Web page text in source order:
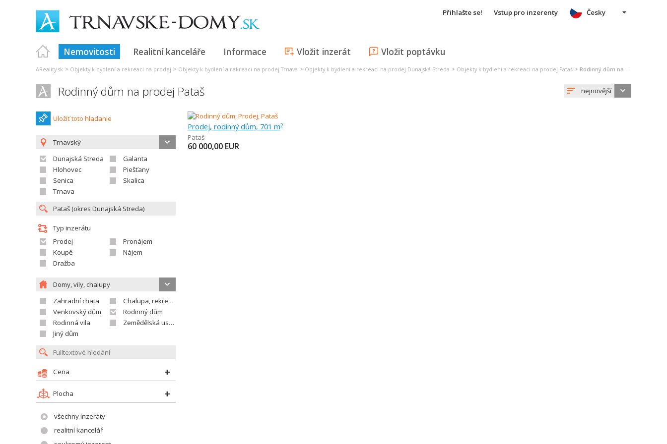
Přihlašte se! Vstup pro inzerenty
Nemovitosti Realitní kanceláře Informace Vložit inzerát Vložit poptávku
Česky
AReality.sk > Objekty k bydlení a rekreaci na prodej > Objekty k bydlení a rekreaci na prodej Trnava > Objekty k bydlení a rekreaci na prodej Dunajská Streda > Objekty k bydlení a rekreaci na prodej Pataš > Rodinný dům na prodej Pataš
Rodinný dům na prodej Pataš nejnovější
Uložiť toto hladanie
Trnavský
Dunajská Streda
Galanta
Hlohovec
Piešťany
Senica
Skalica
Trnava
Typ inzerátu
Prodej
Pronájem
Koupě
Nájem
Dražba
Domy, vily, chalupy
Zahradní chata
Chalupa, rekreační domek
Venkovský dům
Rodinný dům
Rodinná vila
Zemědělská usedlost
Jiný dům
Cena
Plocha
všechny inzeráty
realitní kancelář
Prodej, rodinný dům, 701 m2
Pataš
60 000,00 EUR